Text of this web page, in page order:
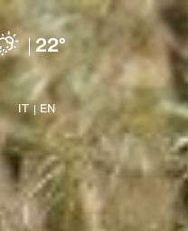
22°
IT EN